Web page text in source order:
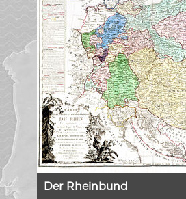
Der Rheinbund